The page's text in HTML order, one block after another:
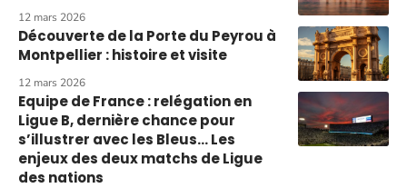
12 mars 2026
Découverte de la Porte du Peyrou à
Montpellier : histoire et visite
12 mars 2026
Equipe de France : relégation en
Ligue B, dernière chance pour
s’illustrer avec les Bleus… Les
enjeux des deux matchs de Ligue
des nations